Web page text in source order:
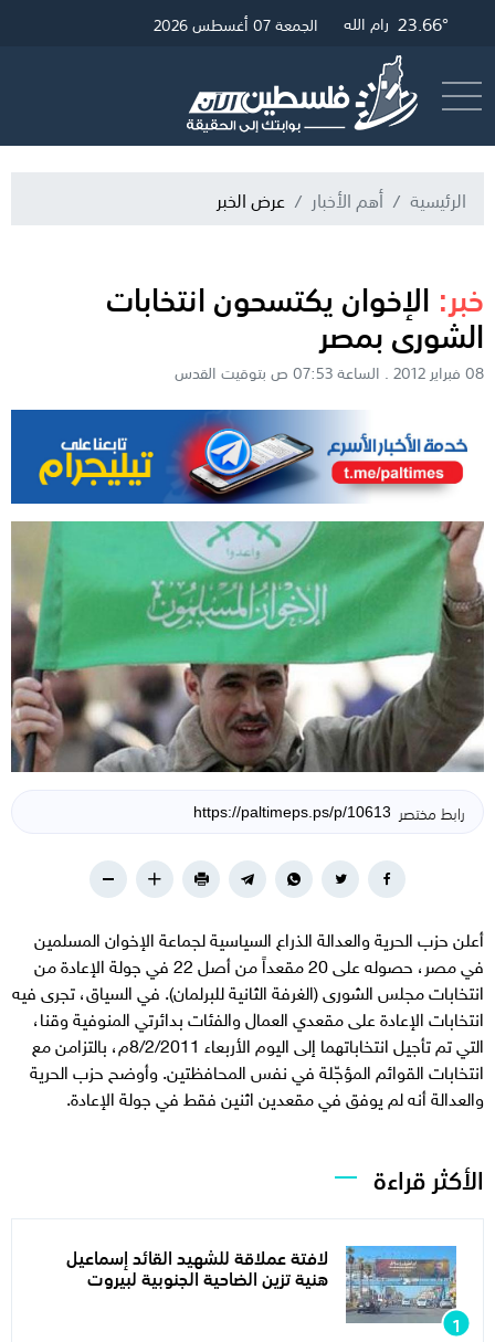
28.13° غزة 24.45° القدس 23.66° رام الله الجمعة 07 أغسطس 2026
الرئيسية أهم الأخبار عرض الخبر
خبر: الإخوان يكتسحون انتخابات
الشورى بمصر
08 فبراير 2012 . الساعة 07:53 ص بتوقيت القدس
رابط مختصر
أعلن حزب الحرية والعدالة الذراع السياسية لجماعة الإخوان المسلمين
في مصر، حصوله على 20 مقعداً من أصل 22 في جولة الإعادة من
انتخابات مجلس الشورى (الغرفة الثانية للبرلمان). في السياق، تجرى فيه
انتخابات الإعادة على مقعدي العمال والفئات بدائرتي المنوفية وقنا،
التي تم تأجيل انتخاباتهما إلى اليوم الأربعاء 8/2/2011م، بالتزامن مع
انتخابات القوائم المؤجّلة في نفس المحافظتين. وأوضح حزب الحرية
والعدالة أنه لم يوفق في مقعدين اثنين فقط في جولة الإعادة.
الأكثر قراءة
لافتة عملاقة للشهيد القائد إسماعيل
هنية تزين الضاحية الجنوبية لبيروت